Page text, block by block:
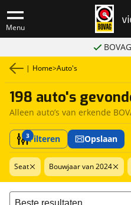
Menu
| Home>Auto's
198 auto's
Alleen auto’s van erkende
3Filteren Opslaan
Seat Bouwjaar van 2024